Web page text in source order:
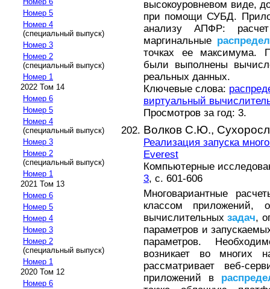
Номер 5
Номер 4
(специальный выпуск)
Номер 3
Номер 2
(специальный выпуск)
Номер 1
2022 Том 14
Номер 6
Номер 5
Номер 4
(специальный выпуск)
Номер 3
Номер 2
(специальный выпуск)
Номер 1
2021 Том 13
Номер 6
Номер 5
Номер 4
Номер 3
Номер 2
(специальный выпуск)
Номер 1
2020 Том 12
Номер 6
высокоуровневом виде,
при помощи СУБД.
анализу АПФР:
маргинальные
точках ее максимума.
были выполнены
реальных данных.
Ключевые слова:
виртуальный
Просмотров за год: 3.
Волков С.Ю.,
Реализация запуска
Everest
Компьютерные
3, с. 601-606
Многовариантные
классом приложений,
вычислительныхзадач,
параметров и
параметров.
возникает во многих
рассматривает веб-
приложений в